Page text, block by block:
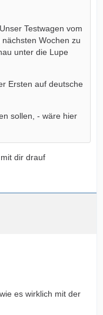
Testwagen vom
Wochen zu
unter die Lupe
Ersten auf deutsche
sollen, - wäre hier
dir drauf
es wirklich mit der